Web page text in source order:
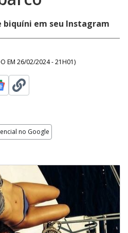
em seu Instagram
EM 26/02/2024 - 21H01)
no Google